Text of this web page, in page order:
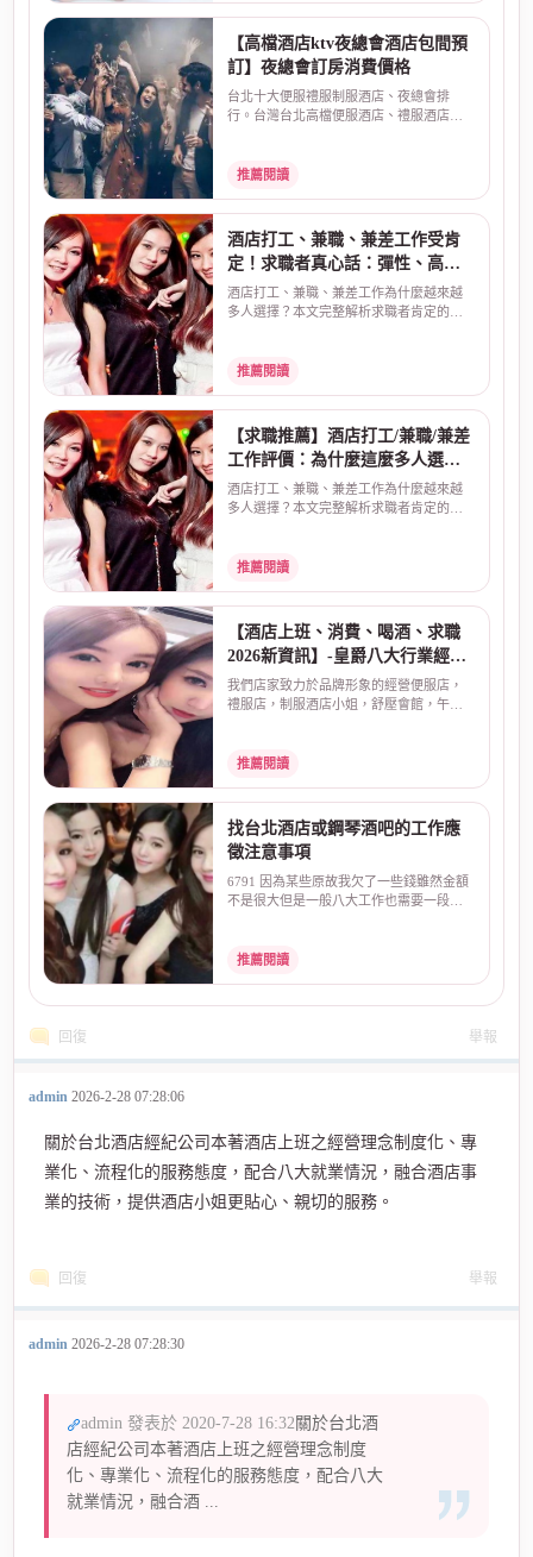
【高檔酒店ktv夜總會酒店包間預
訂】夜總會訂房消費價格
台北十大便服禮服制服酒店、夜總會排
行。台灣台北高檔便服酒店、禮服酒店、
推薦閱讀
酒店打工、兼職、兼差工作受肯
定！求職者真心話：彈性、高
薪、安全是關鍵
酒店打工、兼職、兼差工作為什麼越來越
多人選擇？本文完整解析求職者肯定的三
推薦閱讀
【求職推薦】酒店打工/兼職/兼差
工作評價：為什麼這麼多人選
擇？真實原因告訴你
酒店打工、兼職、兼差工作為什麼越來越
多人選擇？本文完整解析求職者肯定的三
推薦閱讀
【酒店上班、消費、喝酒、求職
2026新資訊】-皇爵八大行業經紀
公司
我們店家致力於品牌形象的經營便服店，
禮服店，制服酒店小姐，舒壓會館，午茶
推薦閱讀
找台北酒店或鋼琴酒吧的工作應
徵注意事項
6791 因為某些原故我欠了一些錢雖然金額
不是很大但是一般八大工作也需要一段時
推薦閱讀
回復 舉報
admin 2026-2-28 07:28:06
關於台北酒店經紀公司本著酒店上班之經營理念制度化、專
業化、流程化的服務態度，配合八大就業情況，融合酒店事
業的技術，提供酒店小姐更貼心、親切的服務。
回復 舉報
admin 2026-2-28 07:28:30
admin 發表於 2020-7-28 16:32關於台北酒
店經紀公司本著酒店上班之經營理念制度
化、專業化、流程化的服務態度，配合八大
就業情況，融合酒 ...